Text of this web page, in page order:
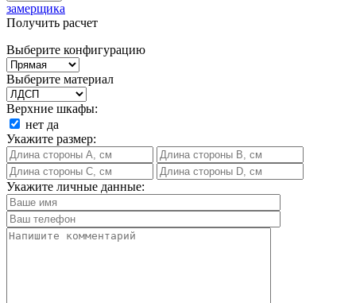
замерщика
Получить расчет
Выберите конфигурацию
Выберите материал
Верхние шкафы:
нет да
Укажите размер:
Укажите личные данные: